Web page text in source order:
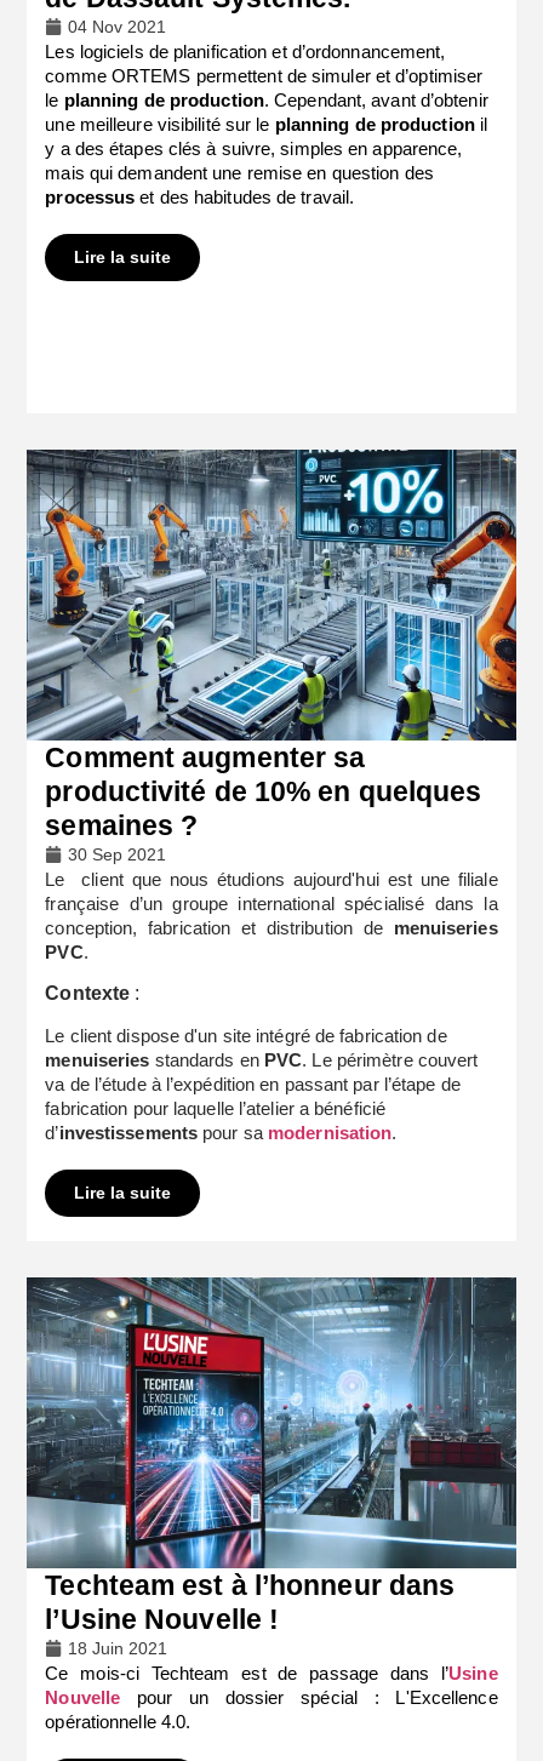
04 Nov 2021
Les logiciels de planification et d’ordonnancement,
comme ORTEMS permettent de simuler et d’optimiser
le planning de production. Cependant, avant d’obtenir
une meilleure visibilité sur le planning de productionil
y a des étapes clés à suivre, simples en apparence,
mais qui demandent une remise en question des
processus et des habitudes de travail.
Lire la suite
Comment augmenter sa
productivité de 10% en quelques
semaines ?
30 Sep 2021
Le client que nous étudions aujourd'hui est une filiale
française d’un groupe international spécialisé dans la
conception, fabrication et distribution de menuiseries
PVC.
Contexte :
Le client dispose d'un site intégré de fabrication de
menuiseries standards en PVC. Le périmètre couvert
va de l’étude à l’expédition en passant par l’étape de
fabrication pour laquelle l’atelier a bénéficié
d’investissements pour sa modernisation.
Lire la suite
Techteam est à l’honneur dans
l’Usine Nouvelle !
18 Juin 2021
Ce mois-ci Techteam est de passage dans l’Usine
Nouvelle pour un dossier spécial : L'Excellence
opérationnelle 4.0.